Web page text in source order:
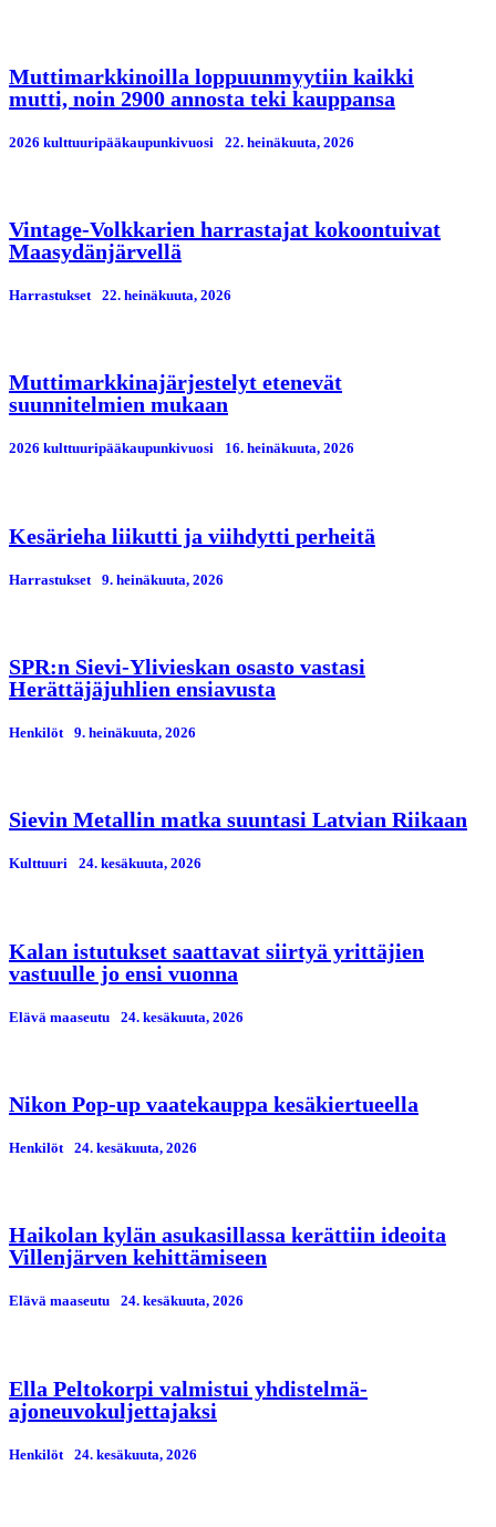
Muttimarkkinoilla loppuunmyytiin kaikki
mutti, noin 2900 annosta teki kauppansa
2026 kulttuuripääkaupunkivuosi 22. heinäkuuta, 2026
Vintage-Volkkarien harrastajat kokoontuivat
Maasydänjärvellä
Harrastukset 22. heinäkuuta, 2026
Muttimarkkinajärjestelyt etenevät
suunnitelmien mukaan
2026 kulttuuripääkaupunkivuosi 16. heinäkuuta, 2026
Kesärieha liikutti ja viihdytti perheitä
Harrastukset 9. heinäkuuta, 2026
SPR:n Sievi-Ylivieskan osasto vastasi
Herättäjäjuhlien ensiavusta
Henkilöt 9. heinäkuuta, 2026
Sievin Metallin matka suuntasi Latvian Riikaan
Kulttuuri 24. kesäkuuta, 2026
Kalan istutukset saattavat siirtyä yrittäjien
vastuulle jo ensi vuonna
Elävä maaseutu 24. kesäkuuta, 2026
Nikon Pop-up vaatekauppa kesäkiertueella
Henkilöt 24. kesäkuuta, 2026
Haikolan kylän asukasillassa kerättiin ideoita
Villenjärven kehittämiseen
Elävä maaseutu 24. kesäkuuta, 2026
Ella Peltokorpi valmistui yhdistelmä-
ajoneuvokuljettajaksi
Henkilöt 24. kesäkuuta, 2026